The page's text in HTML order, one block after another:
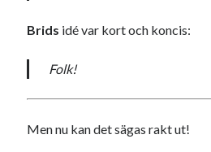
nostalgi ord
reklam
svenska
Brids idé var kort och koncis:
Folk!
Men nu kan det sägas rakt ut!